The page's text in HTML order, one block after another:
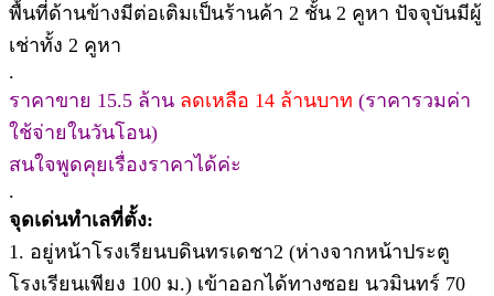
พื้นที่ด้านข้างมีต่อเติมเป็นร้านค้า 2 ชั้น 2 คูหา ปัจจุบันมีผู้
เช่าทั้ง 2 คูหา
.
ราคาขาย 15.5 ล้าน ลดเหลือ 14 ล้านบาท (ราคารวมค่า
ใช้จ่ายในวันโอน)
สนใจพูดคุยเรื่องราคาได้ค่ะ
.
จุดเด่นทำเลที่ตั้ง:
1. อยู่หน้าโรงเรียนบดินทรเดชา2 (ห่างจากหน้าประตู
โรงเรียนเพียง 100 ม.) เข้าออกได้ทางซอย นวมินทร์ 70